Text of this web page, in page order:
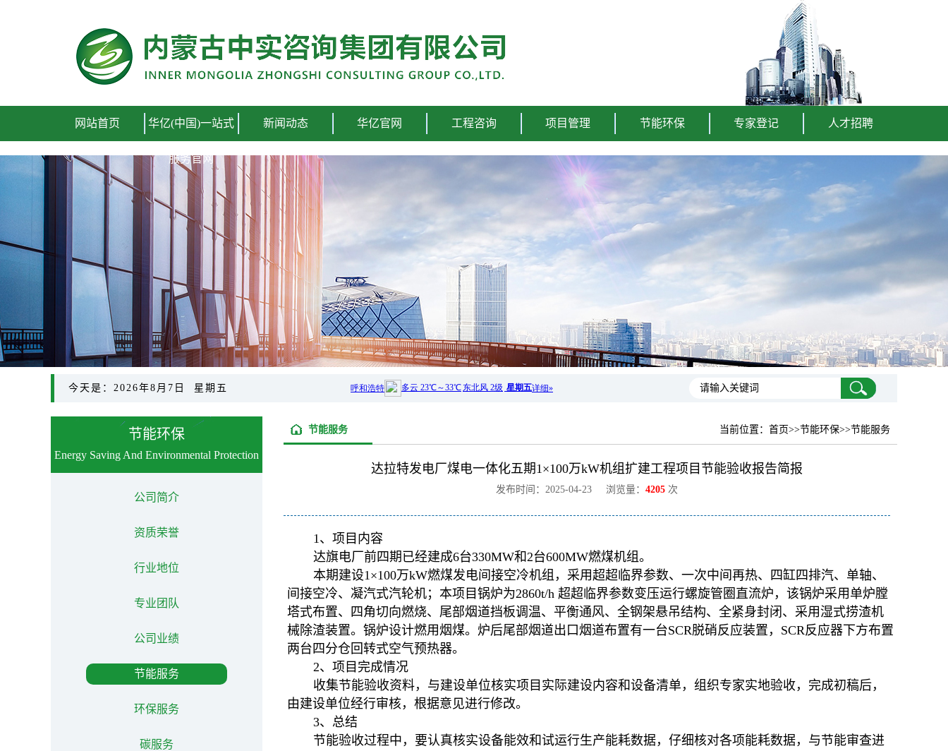
网站首页 华亿(中国)一站式
服务官网
新闻动态 华亿官网 工程咨询 项目管理 节能环保 专家登记 人才招聘
今天是：2026年8月7日 星期五
节能环保
Energy Saving And Environmental Protection
公司简介
资质荣誉
行业地位
专业团队
公司业绩
节能服务
环保服务
碳服务
当前位置： 首页>>节能环保>>节能服务
节能服务
达拉特发电厂煤电一体化五期1×100万kW机组扩建工程项目节能验收报告简报
发布时间：2025-04-23 浏览量： 4205 次
1、项目内容
达旗电厂前四期已经建成6台330MW和2台600MW燃煤机组。
本期建设1×100万kW燃煤发电间接空冷机组，采用超超临界参数、一次中间再热、四缸四排汽、单轴、
间接空冷、凝汽式汽轮机；本项目锅炉为2860t/h 超超临界参数变压运行螺旋管圈直流炉，该锅炉采用单炉膛
塔式布置、四角切向燃烧、尾部烟道挡板调温、平衡通风、全钢架悬吊结构、全紧身封闭、采用湿式捞渣机
械除渣装置。锅炉设计燃用烟煤。炉后尾部烟道出口烟道布置有一台SCR脱硝反应装置，SCR反应器下方布置
两台四分仓回转式空气预热器。
2、项目完成情况
收集节能验收资料，与建设单位核实项目实际建设内容和设备清单，组织专家实地验收，完成初稿后，
由建设单位经行审核，根据意见进行修改。
3、总结
节能验收过程中，要认真核实设备能效和试运行生产能耗数据，仔细核对各项能耗数据，与节能审查进